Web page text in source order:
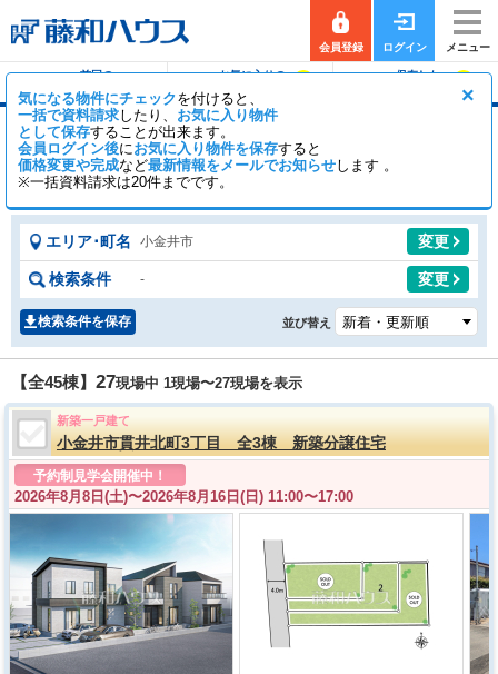
会員登録 ログイン メニュー
前回の
お気に入りの
保存した
×
気になる物件にチェックを付けると、
一括で資料請求したり、 お気に入り物件
として保存することが出来ます。
会員ログイン後にお気に入り物件を保存すると
価格変更や完成など最新情報をメールでお知らせします 。
※一括資料請求は20件までです。
小金井市の新築一戸建て（分譲住宅・一軒家・建
売）
【全45棟】 一般公開43棟 会員公開
エリア･町名 小金井市 変更
検索条件 - 変更
検索条件を保存 並び替え
【全45棟】 27現場中 1現場〜27現場を表示
新築一戸建て
小金井市貫井北町3丁目 全3棟 新築分譲住宅
予約制見学会開催中！
2026年8月8日(土)〜2026年8月16日(日) 11:00〜17:00